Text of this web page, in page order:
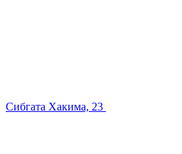
Сибгата Хакима, 23